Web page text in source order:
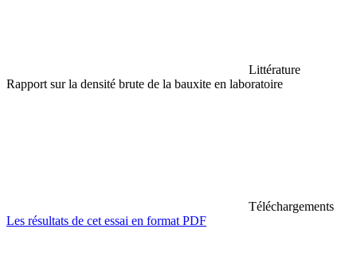
Littérature
Rapport sur la densité brute de la bauxite en laboratoire
Téléchargements
Les résultats de cet essai en format PDF